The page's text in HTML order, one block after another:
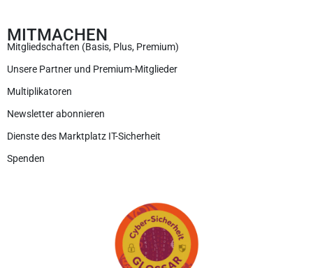
MITMACHEN
Mitgliedschaften (Basis, Plus, Premium)
Unsere Partner und Premium-Mitglieder
Multiplikatoren
Newsletter abonnieren
Dienste des Marktplatz IT-Sicherheit
Spenden